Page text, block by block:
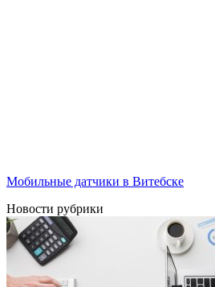
Мобильные датчики в Витебске
Новости рубрики